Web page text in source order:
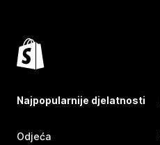
Najpopularnije djelatnosti
Odjeća